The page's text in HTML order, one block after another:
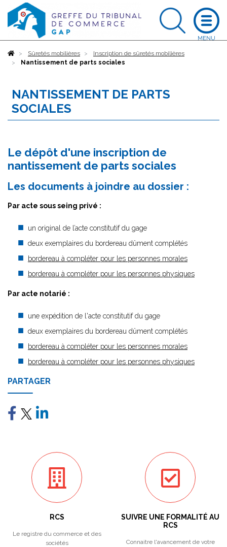
AccueilSûretés mobilières
Inscription de sûretés mobilières
Nantissement de parts sociales
NANTISSEMENT DE PARTS
SOCIALES
Le dépôt d'une inscription de
nantissement de parts sociales
Les documents à joindre au dossier :
Par acte sous seing privé :
un original de l’acte constitutif du gage
deux exemplaires du bordereau dûment complétés
bordereau à compléter pour les personnes morales
bordereau à compléter pour les personnes physiques
Par acte notarié :
une expédition de l'acte constitutif du gage
deux exemplaires du bordereau dûment complétés
bordereau à compléter pour les personnes morales
bordereau à compléter pour les personnes physiques
PARTAGER
RCS
Le registre du commerce et des
sociétés
SUIVRE UNE FORMALITÉ AU
RCS
Connaitre l'avancement de votre